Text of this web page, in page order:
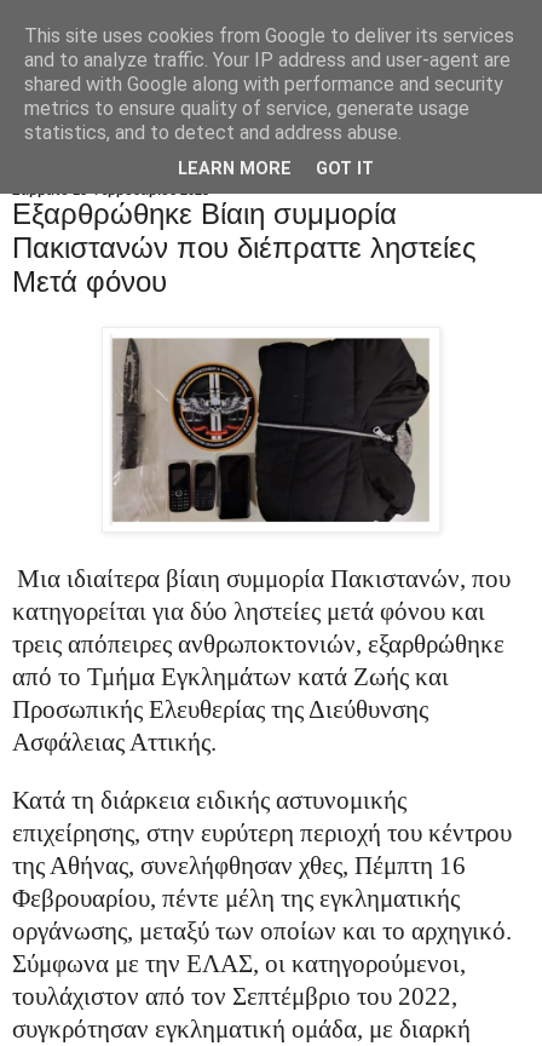
Eξαρθρώθηκε Bίαιη συμμορία
Πακιστανών που διέπραττε ληστείες
Mετά φόνου
Μια ιδιαίτερα βίαιη συμμορία Πακιστανών, που
κατηγορείται για δύο ληστείες μετά φόνου και
τρεις απόπειρες ανθρωποκτονιών, εξαρθρώθηκε
από το Τμήμα Εγκλημάτων κατά Ζωής και
Προσωπικής Ελευθερίας της Διεύθυνσης
Ασφάλειας Αττικής.
Κατά τη διάρκεια ειδικής αστυνομικής
επιχείρησης, στην ευρύτερη περιοχή του κέντρου
της Αθήνας, συνελήφθησαν χθες, Πέμπτη 16
Φεβρουαρίου, πέντε μέλη της εγκληματικής
οργάνωσης, μεταξύ των οποίων και το αρχηγικό.
Σύμφωνα με την ΕΛΑΣ, οι κατηγορούμενοι,
τουλάχιστον από τον Σεπτέμβριο του 2022,
συγκρότησαν εγκληματική ομάδα, με διαρκή
This site uses cookies from Google to deliver its services
and to analyze traffic. Your IP address and user-agent are
shared with Google along with performance and security
metrics to ensure quality of service, generate usage
statistics, and to detect and address abuse.
LEARN MORE GOT IT